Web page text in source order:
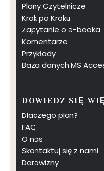
Plany Czytelnicze
Krok po Kroku
Zapytanie o e-booka
Komentarze
Przykłady
Baza danych MS
DOWIEDZ SIĘ
Dlaczego plan?
FAQ
O nas
Skontaktuj się z nami
Darowizny